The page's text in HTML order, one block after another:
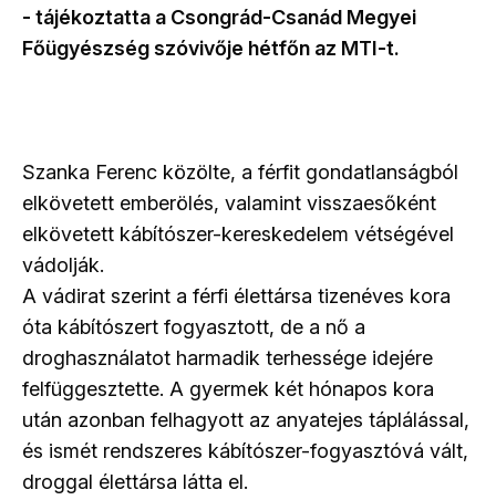
- tájékoztatta a Csongrád-Csanád Megyei
Főügyészség szóvivője hétfőn az MTI-t.
Szanka Ferenc közölte, a férfit gondatlanságból
elkövetett emberölés, valamint visszaesőként
elkövetett kábítószer-kereskedelem vétségével
vádolják.
A vádirat szerint a férfi élettársa tizenéves kora
óta kábítószert fogyasztott, de a nő a
droghasználatot harmadik terhessége idejére
felfüggesztette. A gyermek két hónapos kora
után azonban felhagyott az anyatejes táplálással,
és ismét rendszeres kábítószer-fogyasztóvá vált,
droggal élettársa látta el.